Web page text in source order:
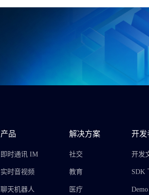
产品
即时通讯 IM
实时音视频
聊天机器人
解决方案
社交
教育
医疗
开发
开发
SDK